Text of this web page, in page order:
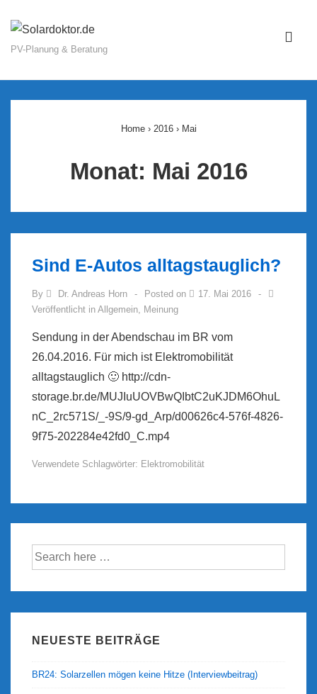
Zum
InhaltPV-Planung & Beratung
Home › 2016 › Mai
Monat: Mai 2016
Sind E-Autos alltagstauglich?
By Dr. Andreas Horn Posted on
17. Mai 2016
Veröffentlicht in Allgemein, Meinung
Sendung in der Abendschau im BR vom
26.04.2016. Für mich ist Elektromobilität
alltagstauglich 🙂 http://cdn-
storage.br.de/MUJIuUOVBwQIbtC2uKJDM6OhuL
nC_2rc571S/_-9S/9-gd_Arp/d00626c4-576f-4826-
9f75-202284e42fd0_C.mp4
Verwendete Schlagwörter: Elektromobilität
Suche
nach:
NEUESTE BEITRÄGE
BR24: Solarzellen mögen keine Hitze (Interviewbeitrag)